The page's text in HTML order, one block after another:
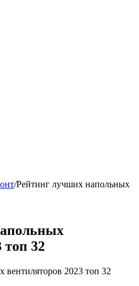
/Рейтинг лучших напольных
топ 32